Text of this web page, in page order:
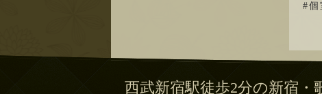
#
西武新宿駅徒歩2分の新宿・